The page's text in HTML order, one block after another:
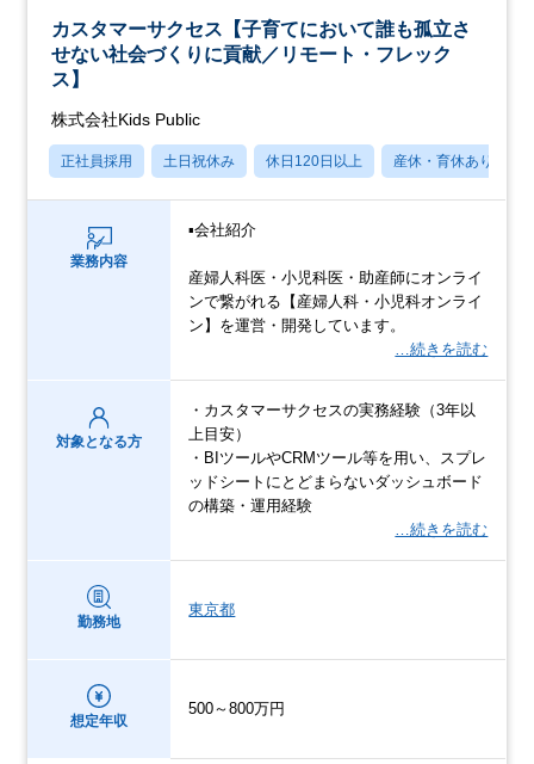
カスタマーサクセス【子育てにおいて誰も孤立さ
せない社会づくりに貢献／リモート・フレック
ス】
株式会社Kids Public
正社員採用 土日祝休み 休日120日以上 産休・育休あり
業務内容
▪️会社紹介
産婦人科医・小児科医・助産師にオンライ
ンで繋がれる【産婦人科・小児科オンライ
ン】を運営・開発しています。
…続きを読む
対象となる方
・カスタマーサクセスの実務経験（3年以
上目安）
・BIツールやCRMツール等を用い、スプレ
ッドシートにとどまらないダッシュボード
の構築・運用経験
…続きを読む
勤務地
東京都
想定年収
500～800万円